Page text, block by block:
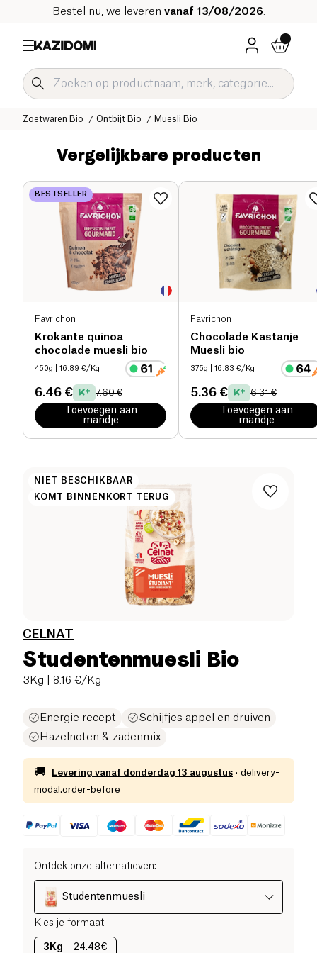
Bestel nu, we leveren vanaf 13/08/2026
Muesli Bio
Ontbijt Bio
Zoetwaren Bio
Onze biologische catalogus
Home
Vergelijkbare producten
BESTSELLER
Favrichon
Krokante quinoa
chocolade muesli bio
450g | 16.89 €/Kg
6.46 € 7.60 €
Toevoegen aan
mandje
Favrichon
Chocolade Kastanje
Muesli bio
375g | 16.83 €/Kg
5.36 € 6.31 €
Toevoegen aan
mandje
NIET BESCHIKBAAR
KOMT BINNENKORT TERUG
CELNAT
Studentenmuesli Bio
3Kg | 8.16 €/Kg
Energie recept
Schijfjes appel en druiven
Hazelnoten & zadenmix
🚚 Levering vanaf donderdag 13 augustus · delivery-
modal.order-before
Ontdek onze alternatieven:
Studentenmuesli
Kies je formaat :
3Kg - 24.48€